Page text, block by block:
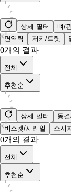
상세 필터 뼈/
면역력
저키/트릿
0개의 결과
전체
추천순
상세 필터 동
비스켓/시리얼
소시
0개의 결과
전체
추천순